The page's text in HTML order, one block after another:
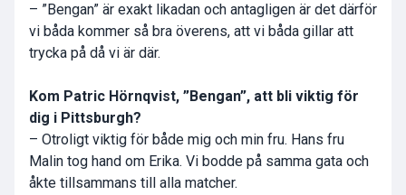
– ”Bengan” är exakt likadan och antagligen är det därför
vi båda kommer så bra överens, att vi båda gillar att
trycka på då vi är där.
Kom Patric Hörnqvist, ”Bengan”, att bli viktig för
dig i Pittsburgh?
– Otroligt viktig för både mig och min fru. Hans fru
Malin tog hand om Erika. Vi bodde på samma gata och
åkte tillsammans till alla matcher.